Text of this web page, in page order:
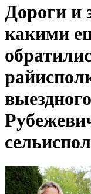
Дороги и
какими